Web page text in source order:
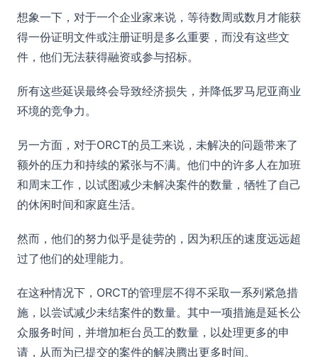
想象一下，对于一个企业家来说，等待数周或数月才能获
得一份证明文件或注册证明是多么重要，而没有这些文
件，他们无法获得融资或参与招标。
所有这些延误最终会导致经济损失，并降低罗马尼亚商业
环境的竞争力。
另一方面，对于ORCT的员工来说，未解决的问题带来了
额外的压力和持续的紧张与不满。他们中的许多人在加班
和周末工作，以试图减少未解决案件的数量，牺牲了自己
的休闲时间和家庭生活。
然而，他们的努力似乎是徒劳的，因为积压的速度远远超
过了他们的处理能力。
在这种情况下，ORCT的管理层不得不采取一系列紧急措
施，以尝试减少未结案件的数量。其中一项措施是延长公
众服务时间，并增加柜台员工的数量，以处理更多的申
请，从而为已提交的案件的解决腾出更多时间。